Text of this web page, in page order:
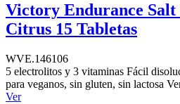
Victory Endurance Salt
Citrus 15 Tabletas
WVE.146106
5 electrolitos y 3 vitaminas Fácil
para veganos, sin gluten, sin lactosa
Ver